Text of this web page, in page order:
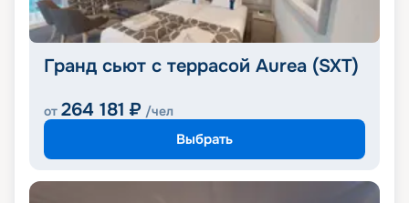
Гранд сьют с террасой Aurea (SXT)
от 264 181 ₽ /чел
Выбрать